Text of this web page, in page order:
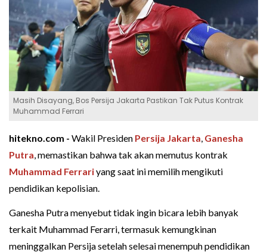
Masih Disayang, Bos Persija Jakarta Pastikan Tak Putus Kontrak
Muhammad Ferrari
hitekno.com - Wakil Presiden Persija Jakarta, Ganesha
Putra, memastikan bahwa tak akan memutus kontrak
Muhammad Ferrariyang saat ini memilih mengikuti
pendidikan kepolisian.
Ganesha Putra menyebut tidak ingin bicara lebih banyak
terkait Muhammad Ferarri, termasuk kemungkinan
meninggalkan Persija setelah selesai menempuh pendidikan